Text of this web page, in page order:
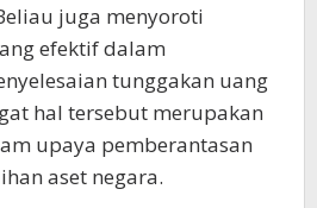
juga menyoroti
efektif dalam
tunggakan uang
hal tersebut merupakan
upaya pemberantasan
aset negara.